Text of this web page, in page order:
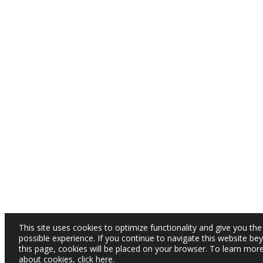
This site uses cookies to optimize functionality and give you
possible experience. If you continue to navigate this website
this page, cookies will be placed on your browser. To learn
about cookies, click here.